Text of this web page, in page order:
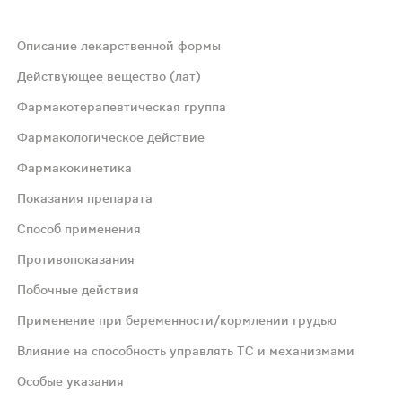
Ибупрофен оказывает анальгезирующее,
повышенной температурой, ознобом, головной
размешать. Не применять препарат вместе
Описание лекарственной формы
Действующее вещество (лат)
Фармакотерапевтическая группа
Фармакологическое действие
Фармакокинетика
Показания препарата
Способ применения
Противопоказания
Побочные действия
Применение при беременности/кормлении грудью
Влияние на способность управлять ТС и механизмами
Особые указания